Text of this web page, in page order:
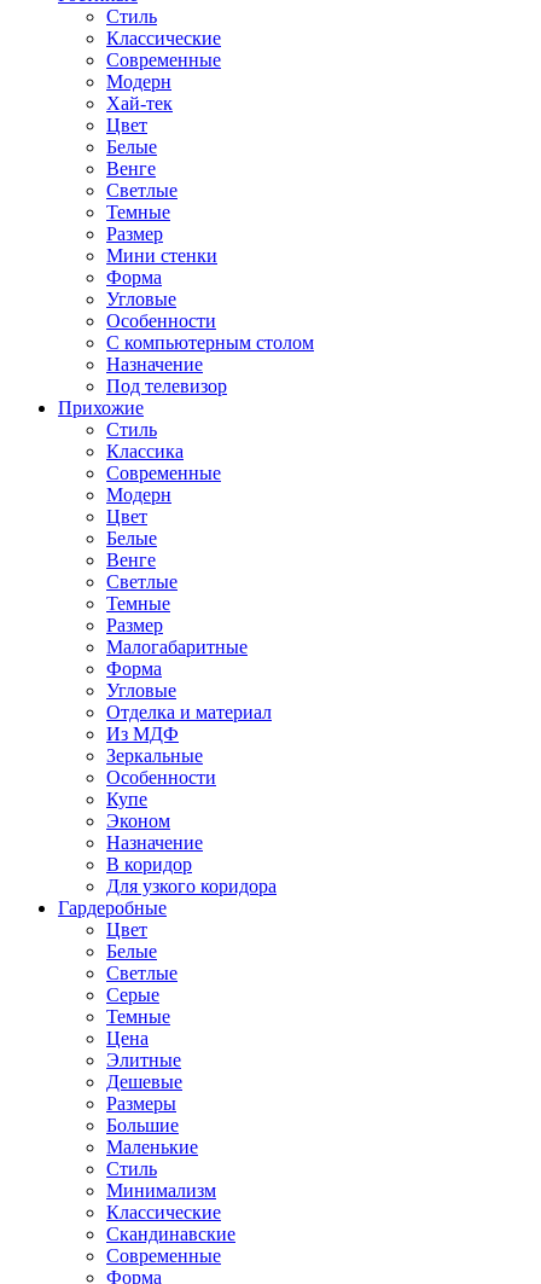
Стиль
Классические
Современные
Модерн
Хай-тек
Цвет
Белые
Венге
Светлые
Темные
Размер
Мини стенки
Форма
Угловые
Особенности
С компьютерным столом
Назначение
Под телевизор
Прихожие
Стиль
Классика
Современные
Модерн
Цвет
Белые
Венге
Светлые
Темные
Размер
Малогабаритные
Форма
Угловые
Отделка и материал
Из МДФ
Зеркальные
Особенности
Купе
Эконом
Назначение
В коридор
Для узкого коридора
Гардеробные
Цвет
Белые
Светлые
Серые
Темные
Цена
Элитные
Дешевые
Размеры
Большие
Маленькие
Стиль
Минимализм
Классические
Скандинавские
Современные
Форма